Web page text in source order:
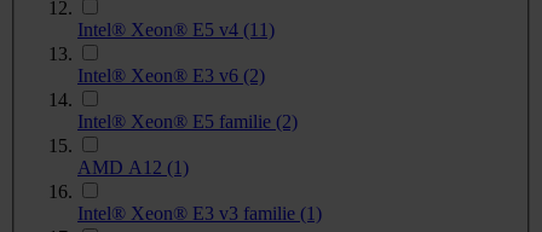
Intel® Xeon® E5 v4 (11)
Intel® Xeon® E3 v6 (2)
Intel® Xeon® E5 familie (2)
AMD A12 (1)
Intel® Xeon® E3 v3 familie (1)